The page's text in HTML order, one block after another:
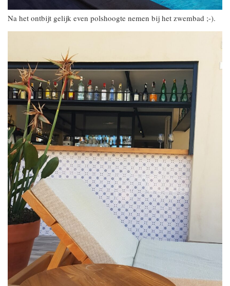
Na het ontbijt gelijk even polshoogte nemen bij het zwembad ;-).